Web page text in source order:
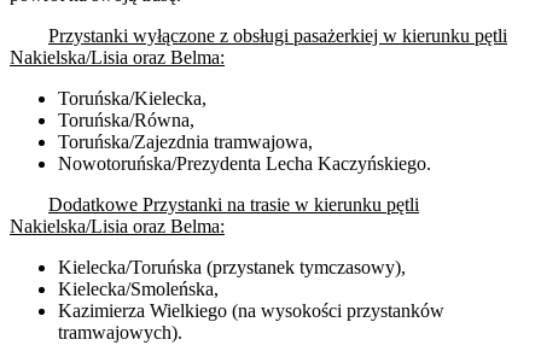
Przystanki wyłączone z obsługi pasażerkiej w kierunku pętli
Nakielska/Lisia oraz Belma:
Toruńska/Kielecka,
Toruńska/Równa,
Toruńska/Zajezdnia tramwajowa,
Nowotoruńska/Prezydenta Lecha Kaczyńskiego.
Dodatkowe Przystanki na trasie w kierunku pętli
Nakielska/Lisia oraz Belma:
Kielecka/Toruńska (przystanek tymczasowy),
Kielecka/Smoleńska,
Kazimierza Wielkiego (na wysokości przystanków
tramwajowych).